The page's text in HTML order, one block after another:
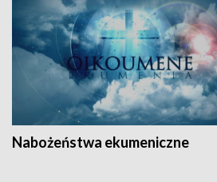
Nabożeństwa ekumeniczne